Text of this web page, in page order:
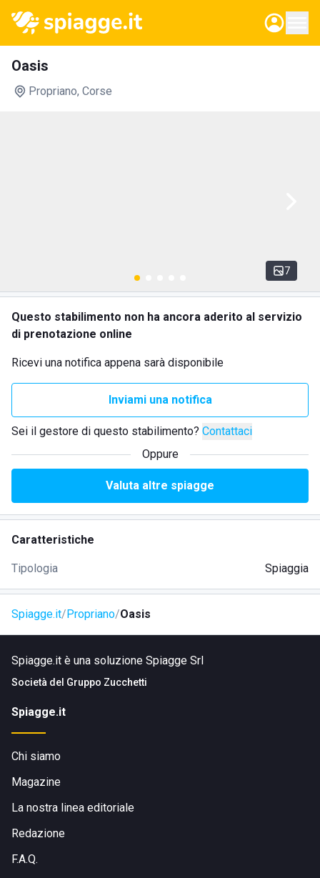
Oasis
Propriano, Corse
7
Questo stabilimento non ha ancora aderito al servizio
di prenotazione online
Ricevi una notifica appena sarà disponibile
Inviami una notifica
Sei il gestore di questo stabilimento? Contattaci
Oppure
Valuta altre spiagge
Caratteristiche
Tipologia Spiaggia
Spiagge.it Propriano Oasis
Spiagge.it è una soluzione Spiagge Srl
Società del Gruppo Zucchetti
Spiagge.it
Chi siamo
Magazine
La nostra linea editoriale
Redazione
F.A.Q.